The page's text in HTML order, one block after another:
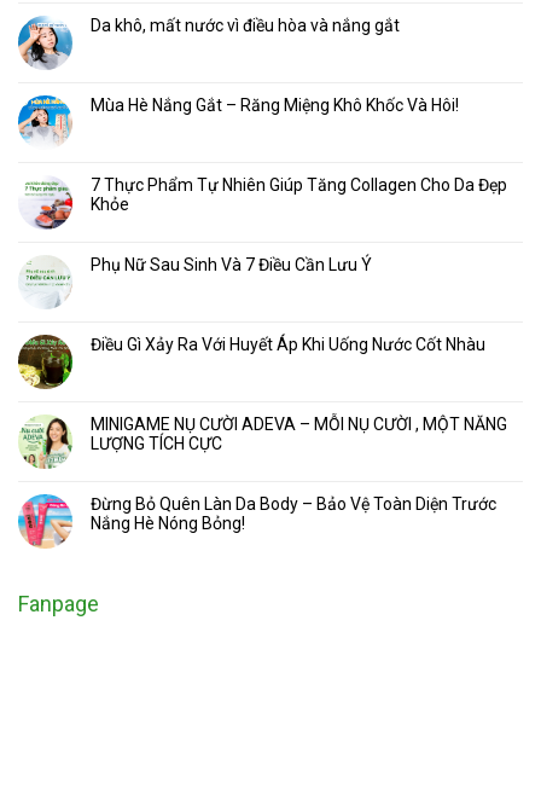
Da khô, mất nước vì điều hòa và nắng gắt
Mùa Hè Nắng Gắt – Răng Miệng Khô Khốc Và Hôi!
7 Thực Phẩm Tự Nhiên Giúp Tăng Collagen Cho Da Đẹp
Khỏe
Phụ Nữ Sau Sinh Và 7 Điều Cần Lưu Ý
Điều Gì Xảy Ra Với Huyết Áp Khi Uống Nước Cốt Nhàu
MINIGAME NỤ CƯỜI ADEVA – MỖI NỤ CƯỜI , MỘT NĂNG
LƯỢNG TÍCH CỰC
Đừng Bỏ Quên Làn Da Body – Bảo Vệ Toàn Diện Trước
Nắng Hè Nóng Bỏng!
Fanpage